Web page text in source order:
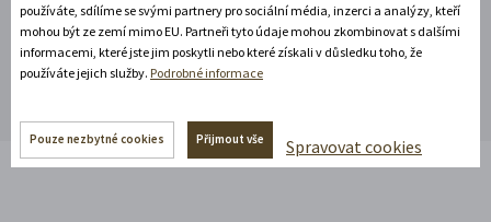
Rozbalte si další akce
používáte, sdílíme se svými partnery pro sociální média, inzerci a analýzy, kteří
mohou být ze zemí mimo EU. Partneři tyto údaje mohou zkombinovat s dalšími
informacemi, které jste jim poskytli nebo které získali v důsledku toho, že
používáte jejich služby. Podrobné informace
Pouze nezbytné cookies Přijmout vše Spravovat cookies